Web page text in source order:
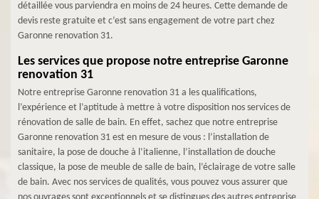
détaillée vous parviendra en moins de 24 heures. Cette demande de
devis reste gratuite et c’est sans engagement de votre part chez
Garonne renovation 31.
Les services que propose notre entreprise Garonne
renovation 31
Notre entreprise Garonne renovation 31 a les qualifications,
l’expérience et l’aptitude à mettre à votre disposition nos services de
rénovation de salle de bain. En effet, sachez que notre entreprise
Garonne renovation 31 est en mesure de vous : l’installation de
sanitaire, la pose de douche à l’italienne, l’installation de douche
classique, la pose de meuble de salle de bain, l’éclairage de votre salle
de bain. Avec nos services de qualités, vous pouvez vous assurer que